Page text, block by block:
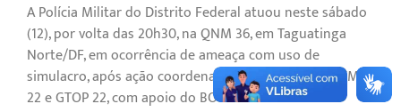
A Polícia Militar do Distrito Federal atuou neste sábado
(12), por volta das 20h30, na QNM 36, em Taguatinga
Norte/DF, em ocorrência de ameaça com uso de
simulacro, após ação coordenada das equipes do GTM
22 e GTOP 22, com apoio do BOPE.